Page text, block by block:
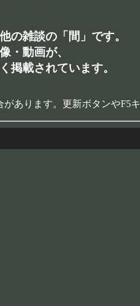
の雑談の「間」です。
・動画が、
掲載されています。
あります。更新ボタンやF5